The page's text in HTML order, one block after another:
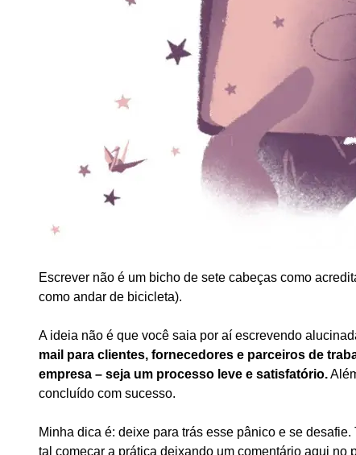
Escrever não é um bicho de sete cabeças como
como andar de bicicleta).
A ideia não é que você saia por aí escrevendo
mail para clientes, fornecedores e parceiros de
empresa – seja um processo leve e satisfatório.
concluído com sucesso.
Minha dica é: deixe para trás esse pânico e se
tal começar a prática deixando um comentário aqui no